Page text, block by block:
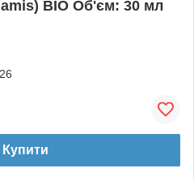
BIO Об'єм: 30 мл
Купити